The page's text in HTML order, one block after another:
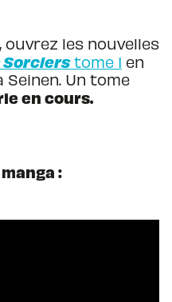
, ouvrez les nouvelles
Sorcierstome 1 en
Seinen. Un tome
en cours.
: